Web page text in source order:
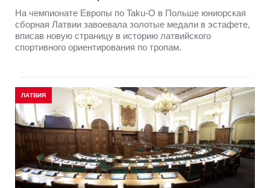
На чемпионате Европы по Taku-O в Польше юниорская
сборная Латвии завоевала золотые медали в эстафете,
вписав новую страницу в историю латвийского
спортивного ориентирования по тропам.
ЛАТВИЯ